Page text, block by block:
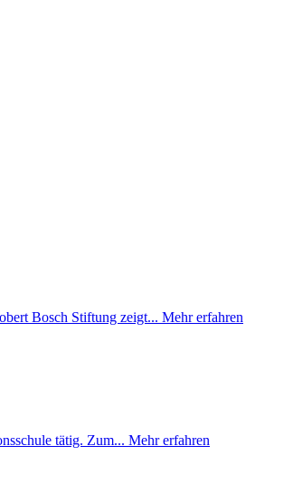
Bosch Stiftung zeigt... Mehr erfahren
tätig. Zum... Mehr erfahren